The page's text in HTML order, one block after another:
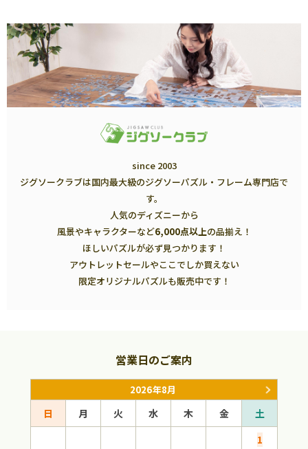
since 2003
ジグソークラブは国内最大級のジグソーパズル・フレーム専門店で
す。
人気のディズニーから
風景やキャラクターなど6,000点以上の品揃え！
ほしいパズルが必ず見つかります！
アウトレットセールやここでしか買えない
限定オリジナルパズルも販売中です！
営業日のご案内
2026年8月
日 月 火 水 木 金
土
1